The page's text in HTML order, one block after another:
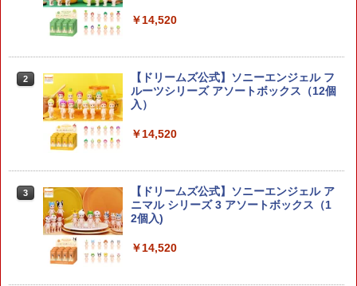
30MF リーベルフォートレス 【285740
6】 (プラモデル)【クレジットカード決
30MF ローザンコマンダー 【2857405】
(プラモデル)【クレジットカード決済限
￥14,520
2
【ドリームズ公式】ソニーエンジェル フ
ルーツシリーズ アソートボックス（12個
入）
￥14,520
3
【ドリームズ公式】ソニーエンジェル ア
ニマル シリーズ 3 アソートボックス（1
2個入)
￥14,520